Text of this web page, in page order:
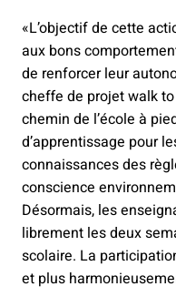
«L’objectif de cette
aux bons
de renforcer leur
cheffe de projet walk to
chemin de l’école à
d’apprentissage pour
connaissances des
conscience
Désormais, les
librement les deux
scolaire. La
et plus